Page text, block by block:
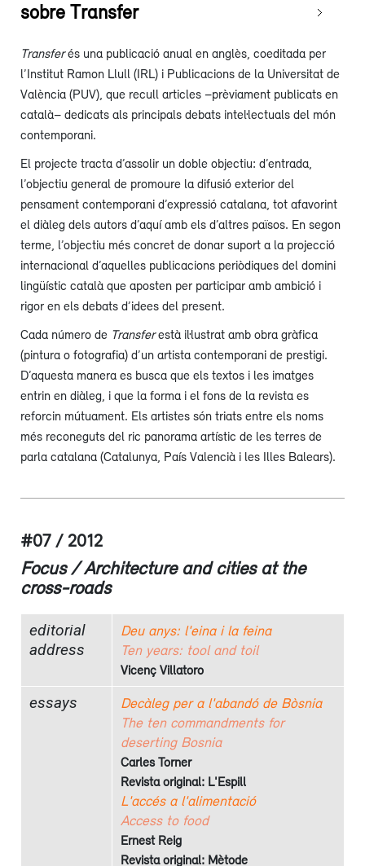
sobre Transfer
Transferés una publicació anual en anglès, coeditada per
l’Institut Ramon Llull (IRL) i Publicacions de la Universitat de
València (PUV), que recull articles –prèviament publicats en
català– dedicats als principals debats intel·lectuals del món
contemporani.
El projecte tracta d’assolir un doble objectiu: d’entrada,
l’objectiu general de promoure la difusió exterior del
pensament contemporani d’expressió catalana, tot afavorint
el diàleg dels autors d’aquí amb els d’altres països. En segon
terme, l’objectiu més concret de donar suport a la projecció
internacional d’aquelles publicacions periòdiques del domini
lingüístic català que aposten per participar amb ambició i
rigor en els debats d’idees del present.
Cada número de Transferestà il·lustrat amb obra gràfica
(pintura o fotografia) d’un artista contemporani de prestigi.
D’aquesta manera es busca que els textos i les imatges
entrin en diàleg, i que la forma i el fons de la revista es
reforcin mútuament. Els artistes són triats entre els noms
més reconeguts del ric panorama artístic de les terres de
parla catalana (Catalunya, País Valencià i les Illes Balears).
#07 / 2012
Focus / Architecture and cities at the
cross-roads
editorial
address
Deu anys: l'eina i la feina
Ten years: tool and toil
Vicenç Villatoro
essays
Decàleg per a l'abandó de Bòsnia
The ten commandments for
deserting Bosnia
Carles Torner
Revista original: L'Espill
L'accés a l'alimentació
Access to food
Ernest Reig
Revista original: Mètode